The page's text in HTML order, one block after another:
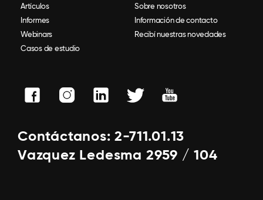
Artículos
Informes
Webinars
Casos de estudio
Sobre nosotros
Información de contacto
Recibí nuestras novedades
Contáctanos: 2-711.01.13
Vazquez Ledesma 2959 / 104